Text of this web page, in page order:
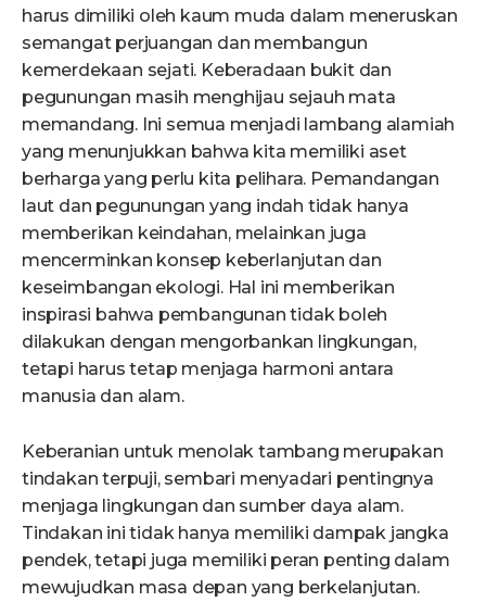
harus dimiliki oleh kaum muda dalam meneruskan
semangat perjuangan dan membangun
kemerdekaan sejati. Keberadaan bukit dan
pegunungan masih menghijau sejauh mata
memandang. Ini semua menjadi lambang alamiah
yang menunjukkan bahwa kita memiliki aset
berharga yang perlu kita pelihara. Pemandangan
laut dan pegunungan yang indah tidak hanya
memberikan keindahan, melainkan juga
mencerminkan konsep keberlanjutan dan
keseimbangan ekologi. Hal ini memberikan
inspirasi bahwa pembangunan tidak boleh
dilakukan dengan mengorbankan lingkungan,
tetapi harus tetap menjaga harmoni antara
manusia dan alam.
Keberanian untuk menolak tambang merupakan
tindakan terpuji, sembari menyadari pentingnya
menjaga lingkungan dan sumber daya alam.
Tindakan ini tidak hanya memiliki dampak jangka
pendek, tetapi juga memiliki peran penting dalam
mewujudkan masa depan yang berkelanjutan.